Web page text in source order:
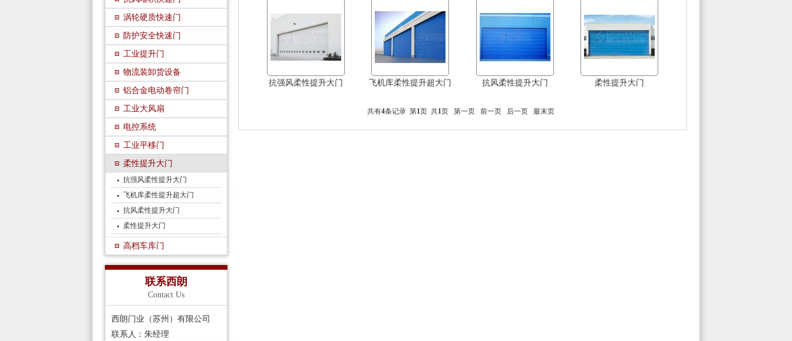
涡轮硬质快速门
防护安全快速门
工业提升门
物流装卸货设备
铝合金电动卷帘门
工业大风扇
电控系统
工业平移门
柔性提升大门
抗强风柔性提升大门
飞机库柔性提升超大门
抗风柔性提升大门
柔性提升大门
高档车库门
联系西朗
Contact Us
西朗门业（苏州）有限公司
联系人：朱经理
抗强风柔性提升大门 飞机库柔性提升超大门 抗风柔性提升大门 柔性提升大门
共有4条记录 第1页 共1页 第一页 前一页 后一页 最末页